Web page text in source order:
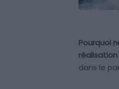
Pourquoi
réalisation
dans le